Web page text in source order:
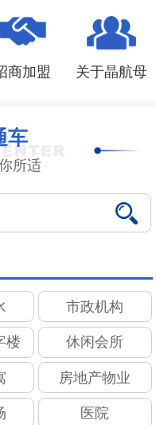
商加盟 关于晶航母
车
所适
市政机构
楼 休闲会所
房地产物业
医院